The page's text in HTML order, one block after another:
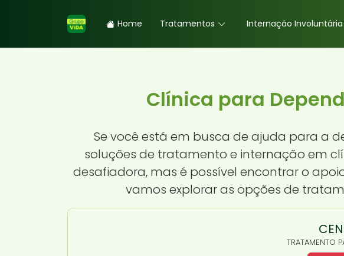
Home Tratamentos Internação Involuntária
Clínica para
Se você está em busca de ajuda para a
soluções de tratamento e internação em
desafiadora, mas é possível encontrar o
vamos explorar as opções de
TRATAMENTO